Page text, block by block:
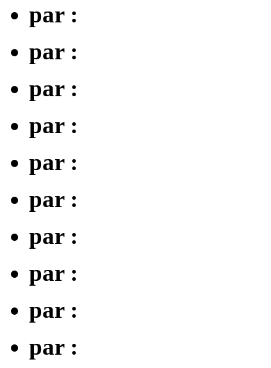
par :
par :
par :
par :
par :
par :
par :
par :
par :
par :